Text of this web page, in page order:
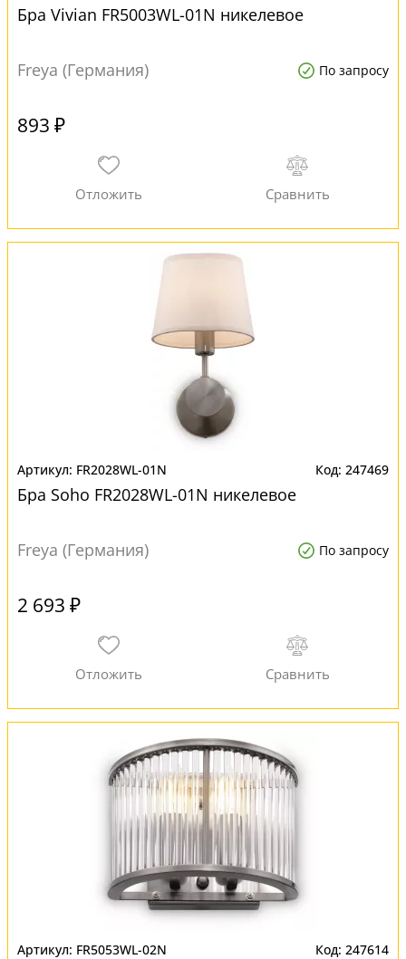
Бра Vivian FR5003WL-01N никелевое
Freya (Германия) По запросу
893 ₽
FR2028WL-01N 247469
Бра Soho FR2028WL-01N никелевое
Freya (Германия) По запросу
2 693 ₽
FR5053WL-02N 247614